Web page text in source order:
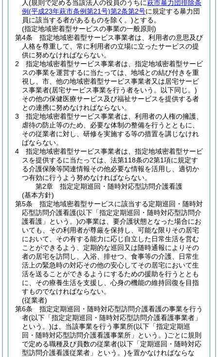
人(規則で定める当該法人の役員のうちに萩市暴力団排除条
例(平成23年萩市条例第21号)第2条第2号に規定する暴力団
員に該当する者があるものを除く。)とする。
(指定地域密着型サービスの事業の一般原則)
第4条
指定地域密着型サービス事業者は、利用者の意思及び
人格を尊重して、常に利用者の立場に立ったサービスの提
供に努めなければならない。
2
指定地域密着型サービス事業者は、指定地域密着型サービ
スの事業を運営するに当たっては、地域との結び付きを重
視し、市、他の地域密着型サービス事業者又は居宅サービ
ス事業者(居宅サービス事業を行う者をいう。以下同じ。)
その他の保健医療サービス及び福祉サービスを提供する者
との連携に努めなければならない。
3
指定地域密着型サービス事業者は、利用者の人権の擁護、
虐待の防止等のため、必要な体制の整備を行うとともに、
その従業者に対し、研修を実施する等の措置を講じなけれ
ばならない。
4
指定地域密着型サービス事業者は、指定地域密着型サービ
スを提供するに当たっては、法第118条の2第1項に規定す
る介護保険等関連情報その他必要な情報を活用し、適切か
つ有効に行うよう努めなければならない。
第2章
指定定期巡回・随時対応型訪問介護看護
(基本方針)
第5条
指定地域密着型サービスに該当する定期巡回・随時対
応型訪問介護看護(以下「指定定期巡回・随時対応型訪問介
護看護」という。)の事業は、要介護状態となった場合にお
いても、その利用者が尊厳を保持し、可能な限りその居宅
において、その有する能力に応じ自立した日常生活を営む
ことができるよう、定期的な巡回又は随時通報によりその
者の居宅を訪問し、入浴、排せつ、食事等の介護、日常生
活上の緊急時の対応その他の安心してその居宅において生
活を送ることができるようにするための援助を行うととも
に、その療養生活を支援し、心身の機能の維持回復を目指
すものでなければならない。
(従業者)
第6条
指定定期巡回・随時対応型訪問介護看護の事業を行う
者(以下「指定定期巡回・随時対応型訪問介護看護事業者」
という。)は、当該事業を行う事業所(以下「指定定期巡
回・随時対応型訪問介護看護事業所」という。)ごとに規則
で定める職種及び員数の従業者(以下「定期巡回・随時対応
型訪問介護看護従業者」という。)を置かなければならな